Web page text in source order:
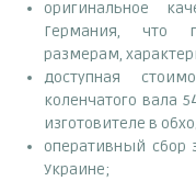
оригинальное
Германия, что
размерам,
доступная
коленчатого вала
изготовителе в
оперативный сбор
Украине;